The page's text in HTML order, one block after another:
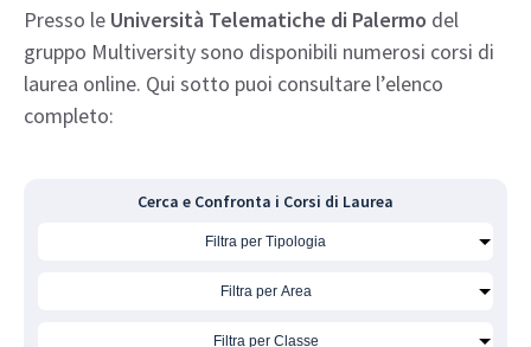
Presso le Università Telematiche di Palermo del
gruppo Multiversity sono disponibili numerosi corsi di
laurea online. Qui sotto puoi consultare l’elenco
completo:
Cerca e Confronta i Corsi di Laurea